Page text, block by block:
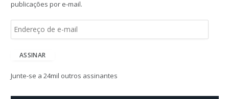
publicações por e-mail.
e
ç
ASSINAR
Junte-se a 24mil outros assinantes